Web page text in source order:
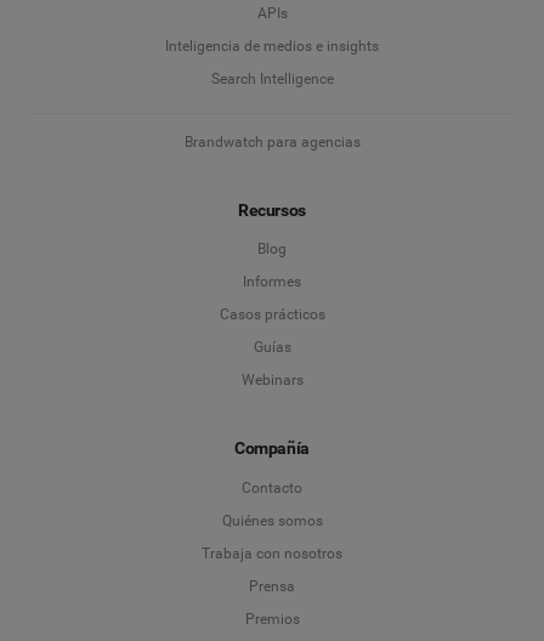
APIs
Inteligencia de medios e insights
Search Intelligence
Brandwatch para agencias
Recursos
Blog
Informes
Casos prácticos
Guías
Webinars
Compañía
Contacto
Quiénes somos
Trabaja con nosotros
Prensa
Premios